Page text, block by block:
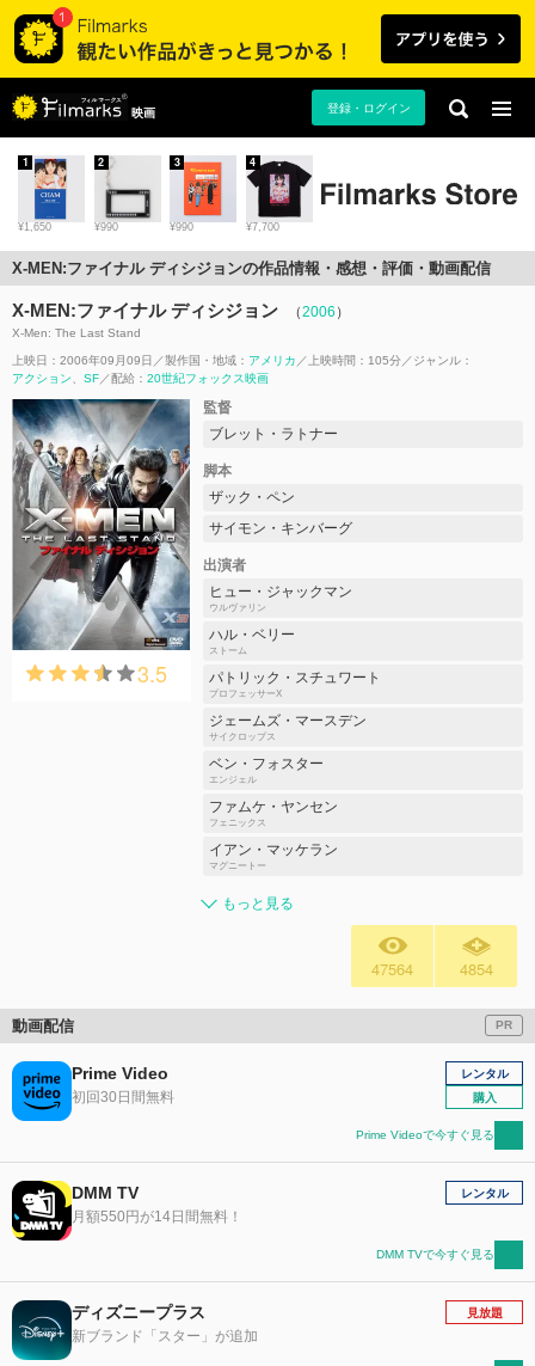
映画 登録・ログイン
¥1,650
1
¥990
2
¥990
3
¥7,700
4
X-MEN:ファイナル ディシジョンの作品情報・感想・評価・動画配信
X-MEN:ファイナル ディシジョン （2006 ）
X-Men: The Last Stand
上映日：2006年09月09日 製作国・地域： アメリカ 上映時間：105分
ジャンル：
アクション
SF 配給： 20世紀フォックス映画
3.5
監督
ブレット・ラトナー
脚本
ザック・ペン
サイモン・キンバーグ
出演者
ヒュー・ジャックマン
ウルヴァリン
ハル・ベリー
ストーム
パトリック・スチュワート
プロフェッサーX
ジェームズ・マースデン
サイクロップス
ベン・フォスター
エンジェル
ファムケ・ヤンセン
フェニックス
イアン・マッケラン
マグニートー
もっと見る
47564 4854
動画配信 PR
Prime Video
初回30日間無料
レンタル
購入
Prime Videoで今すぐ見る
DMM TV
月額550円が14日間無料！
レンタル
DMM TVで今すぐ見る
ディズニープラス
新ブランド「スター」が追加
見放題